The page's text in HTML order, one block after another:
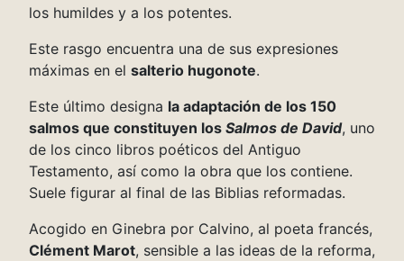
los humildes y a los potentes.
Este rasgo encuentra una de sus expresiones
máximas en el salterio hugonote.
Este último designa la adaptación de los 150
salmos que constituyen los Salmos de David, uno
de los cinco libros poéticos del Antiguo
Testamento, así como la obra que los contiene.
Suele figurar al final de las Biblias reformadas.
Acogido en Ginebra por Calvino, al poeta francés,
Clément Marot, sensible a las ideas de la reforma,